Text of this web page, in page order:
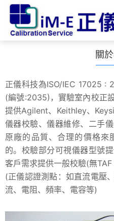
關
正儀科技為ISO/IEC 17025 :
(編號:2035)，實驗室內校正
提供Agilent、Keithley、
儀器校驗、儀器維修、二手
原廠的品質、合理的價格來
的。校驗部分可視儀器型號
客戶需求提供一般校驗(無
(正儀認證測點：如直流電壓
流、電阻、頻率、電容等)